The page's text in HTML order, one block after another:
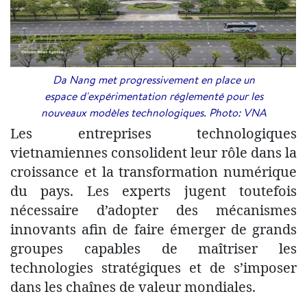
Da Nang met progressivement en place un
espace d'expérimentation réglementé pour les
nouveaux modèles technologiques. Photo: VNA
Les entreprises technologiques
vietnamiennes consolident leur rôle dans la
croissance et la transformation numérique
du pays. Les experts jugent toutefois
nécessaire d’adopter des mécanismes
innovants afin de faire émerger de grands
groupes capables de maîtriser les
technologies stratégiques et de s’imposer
dans les chaînes de valeur mondiales.